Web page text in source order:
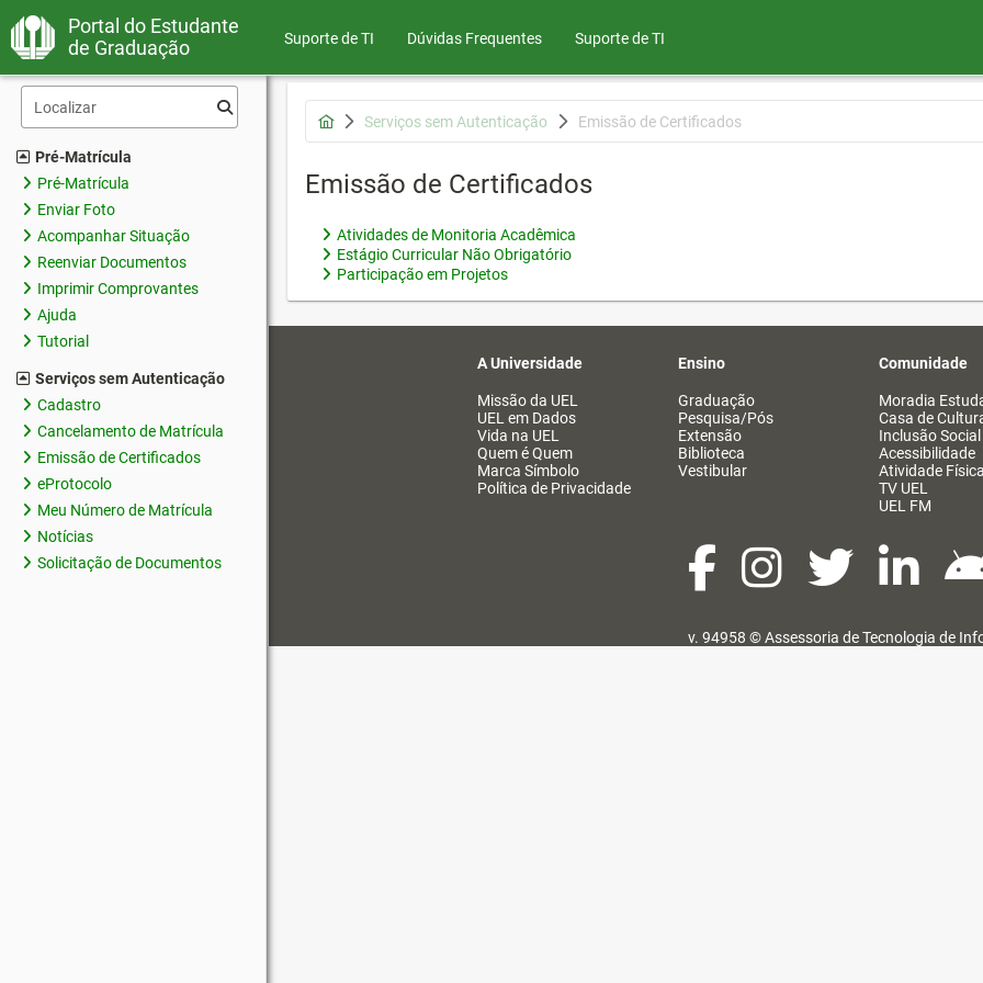
Portal do Estudante
de Graduação
Suporte de TI Dúvidas Frequentes Suporte de TI
Pré-Matrícula
Pré-Matrícula
Enviar Foto
Acompanhar Situação
Reenviar Documentos
Imprimir Comprovantes
Ajuda
Tutorial
Serviços sem Autenticação
Cadastro
Cancelamento de Matrícula
Emissão de Certificados
eProtocolo
Meu Número de Matrícula
Notícias
Solicitação de Documentos
Serviços sem Autenticação Emissão de Certificados
Emissão de Certificados
Atividades de Monitoria Acadêmica
Estágio Curricular Não Obrigatório
Participação em Projetos
A Universidade
Missão da UEL
UEL em Dados
Vida na UEL
Quem é Quem
Marca Símbolo
Política de Privacidade
Ensino
Graduação
Pesquisa/Pós
Extensão
Biblioteca
Vestibular
Comunidade
Moradia
Casa de
Inclusão Social
Acessibilidade
Atividade Física
TV UEL
UEL FM
v. 94958 ©Assessoria de Tecnologia de